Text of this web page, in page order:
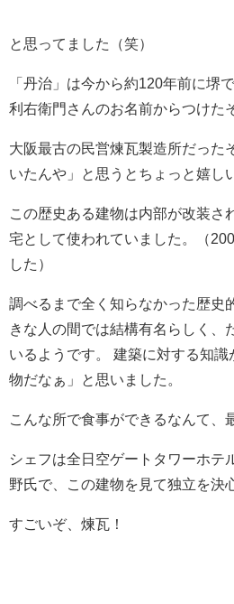
と思ってました（笑）
「丹治」は今から約120年前に堺
利右衛門さんのお名前からつけた
大阪最古の民営煉瓦製造所だった
いたんや」と思うとちょっと嬉し
この歴史ある建物は内部が改装さ
宅として使われていました。（
した）
調べるまで全く知らなかった歴史
きな人の間では結構有名らしく、
いるようです。 建築に対する知
物だなぁ」と思いました。
こんな所で食事ができるなんて、
シェフは全日空ゲートタワーホテ
野氏で、この建物を見て独立を決
すごいぞ、煉瓦！